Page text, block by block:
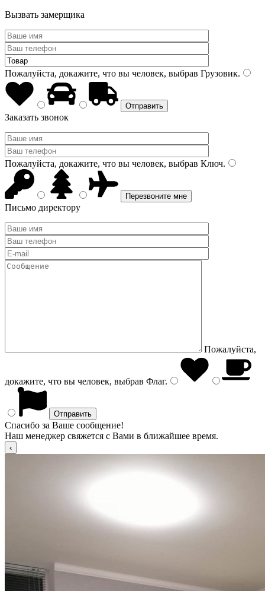
Вызвать замерщика
Пожалуйста, докажите, что вы человек, выбрав Грузовик.
Заказать звонок
Пожалуйста, докажите, что вы человек, выбрав Ключ.
Письмо директору
Пожалуйста,
докажите, что вы человек, выбрав Флаг.
Спасибо за Ваше сообщение!
Наш менеджер свяжется с Вами в ближайшее время.